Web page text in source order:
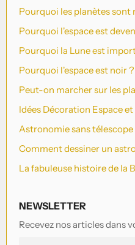
Pourquoi les planètes sont
Pourquoi l'espace est
Pourquoi la Lune est
Pourquoi l'espace est noir ?
Peut-on marcher sur les
Idées Décoration Espace
Astronomie sans
Comment dessiner un
La fabuleuse histoire de la
NEWSLETTER
Recevez nos articles dans